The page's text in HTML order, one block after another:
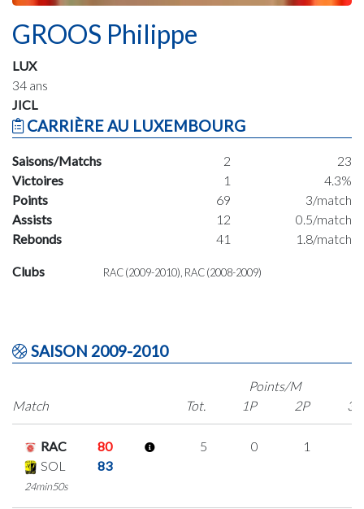
GROOS Philippe
LUX
34 ans
JICL
CARRIÈRE AU LUXEMBOURG
Saisons/Matchs 2
23
Victoires
1
4.3%
Points
69
3/match
Assists
12
0.5/match
Rebonds
41 1.8/match
Clubs RAC (2009-2010), RAC (2008-2009)
SAISON 2009-2010
Match
Points/M
Tot.
1P 2P 3P
RAC
80
SOL
83
24min50s
5 0 1